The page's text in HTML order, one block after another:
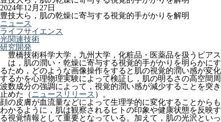
2024年12月27日
豊技大ら，肌の乾燥に寄与する視覚的手がかりを解明
ニュース
ライフサイエンス
光関連技術
研究開発
豊橋技術科学大学，九州大学，化粧品・医薬品を扱うピアス
は，肌の潤い・乾燥に寄与する視覚的手がかりを明らかにす
るため，どのような画像操作をすると肌の視覚的潤い感が変化
するかを心理物理実験によって検証し，肌の明るさの高空間周
波数成分の強調によって，視覚的潤い感が減少することを突き
止めた（ニュースリリース ）。
顔の皮膚が血流量などによって生理学的に変化することからも
わかるように，肌は観察されるヒトの印象や健康状態を反映す
る視覚情報として重要となっている。加えて，肌の光沢といっ